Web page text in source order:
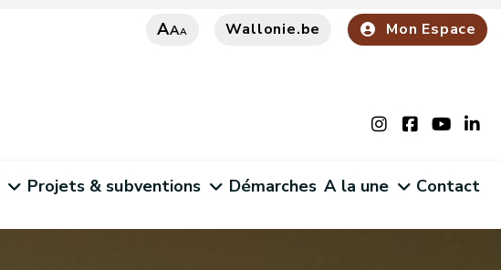
AAA Wallonie.be Mon Espace
Projets & subventions Démarches A la une Contact